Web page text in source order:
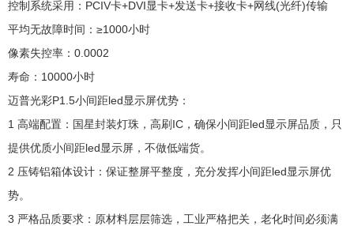
控制系统采用：PCIV卡+DVI显卡+发送卡+接收卡+网线(光纤)传输
平均无故障时间：≥1000小时
像素失控率：0.0002
寿命：10000小时
迈普光彩P1.5小间距led显示屏优势：
1 高端配置：国星封装灯珠，高刷IC，确保小间距led显示屏品质，只
提供优质小间距led显示屏，不做低端货。
2 压铸铝箱体设计：保证整屏平整度，充分发挥小间距led显示屏优
势。
3 严格品质要求：原材料层层筛选，工业严格把关，老化时间必须满